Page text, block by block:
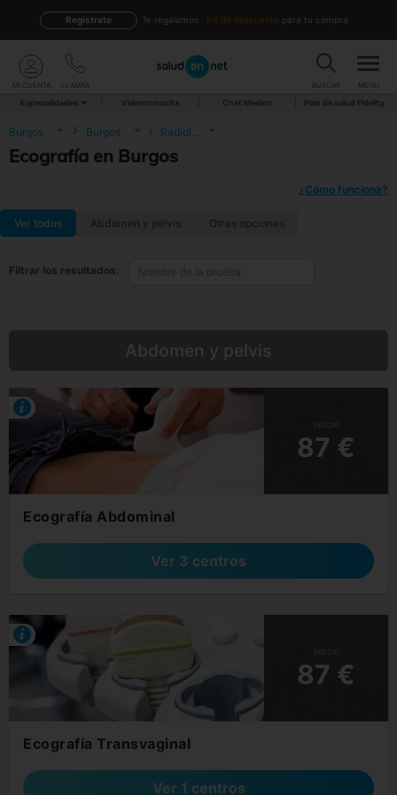
te regalamos -5% de descuento para tu compra
Regístrate
LLAMAR
MI CUENTA BUSCAR MENU
Especialidades Videoconsulta Chat Médico Plan de salud Fidelity
Burgos Burgos Radiología
Ecografía en Burgos
¿Cómo funciona?
Ver todos Abdomen y pelvis Otras opciones
Filtrar los resultados:
Abdomen y pelvis
87 €
Ecografía Abdominal
Ver 3 centros
87 €
Ecografía Transvaginal
Ver 1 centros